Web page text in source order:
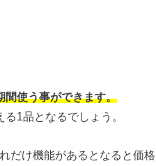
間使う事ができます。
1品となるでしょう。
だけ機能があるとなると価格